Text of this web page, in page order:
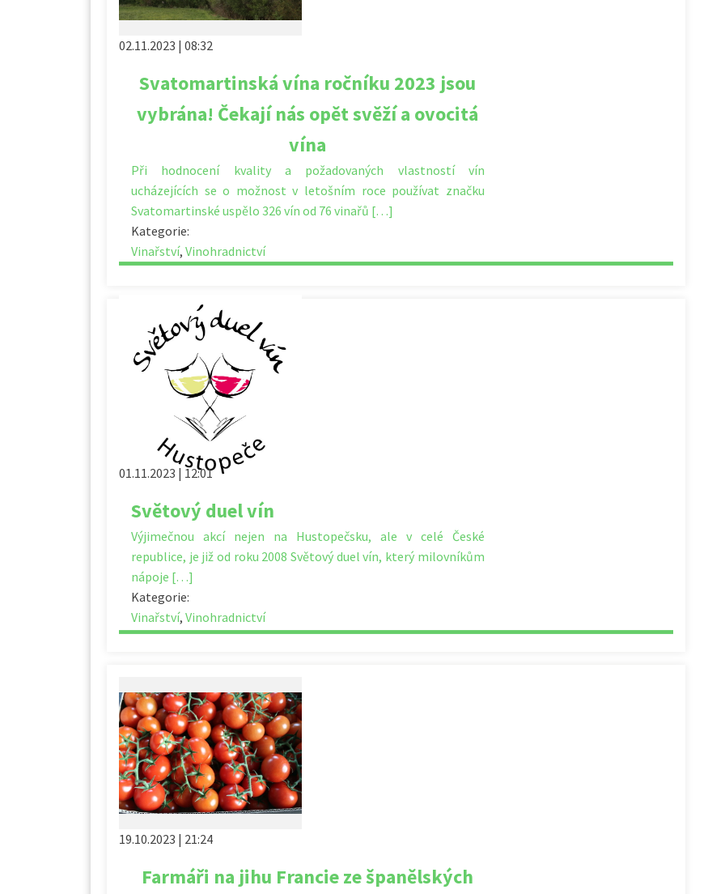
02.11.2023 | 08:32
Svatomartinská vína ročníku 2023 jsou
vybrána! Čekají nás opět svěží a ovocitá
vína
Při hodnocení kvality a požadovaných vlastností vín
ucházejících se o možnost v letošním roce používat značku
Svatomartinské uspělo 326 vín od 76 vinařů […]
Kategorie:
Vinařství, Vinohradnictví
01.11.2023 | 12:01
Světový duel vín
Výjimečnou akcí nejen na Hustopečsku, ale v celé České
republice, je již od roku 2008 Světový duel vín, který milovníkům
nápoje […]
Kategorie:
Vinařství, Vinohradnictví
19.10.2023 | 21:24
Farmáři na jihu Francie ze španělských